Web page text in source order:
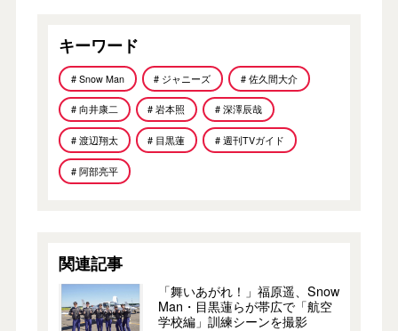
キーワード
# Snow Man # ジャニーズ # 佐久間大介
# 向井康二 # 岩本照 # 深澤辰哉
# 渡辺翔太 # 目黒蓮 # 週刊TVガイド
# 阿部亮平
関連記事
「舞いあがれ！」福原遥、Snow
Man・目黒蓮らが帯広で「航空
学校編」訓練シーンを撮影